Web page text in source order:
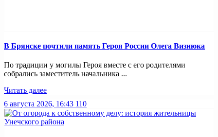
В Брянске почтили память Героя России Олега Визнюка
По традиции у могилы Героя вместе с его родителями
собрались заместитель начальника ...
Читать далее
6 августа 2026, 16:43 110